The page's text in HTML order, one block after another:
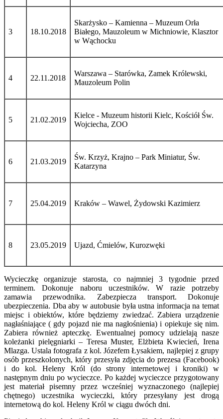
3 18.10.2018
Skarżysko – Kamienna – Muzeum Orła
Białego, Mauzoleum w Michniowie, Klasztor
w Wąchocku
4 22.11.2018
Warszawa – Starówka, Zamek Królewski,
Mauzoleum Polin
5 21.02.2019
Kielce - Muzeum historii Kielc, Kościół Św.
Wojciecha, ZOO
6 21.03.2019
Św. Krzyż, Krajno – Park Miniatur, Św.
Katarzyna
7 25.04.2019 Kraków – Wawel, Żydowski Kazimierz
8 23.05.2019 Ujazd, Ćmielów, Kurozwęki
Wycieczkę organizuje starosta, co najmniej 3 tygodnie przed
terminem. Dokonuje naboru uczestników. W razie potrzeby
zamawia przewodnika. Zabezpiecza transport. Dokonuje
ubezpieczenia. Dba aby w autobusie była ustna informacja na temat
miejsc i obiektów, które będziemy zwiedzać. Zabiera urządzenie
nagłaśniające ( gdy pojazd nie ma nagłośnienia) i opiekuje się nim.
Zabiera również apteczkę. Ewentualnej pomocy udzielają nasze
koleżanki pielęgniarki – Teresa Muster, Elżbieta Kwiecień, Irena
Mlazga. Ustala fotografa z kol. Józefem Łysakiem, najlepiej z grupy
osób przeszkolonych, który przesyła zdjęcia do prezesa (Facebook)
i do kol. Heleny Król (do strony internetowej i kroniki) w
następnym dniu po wycieczce. Po każdej wycieczce przygotowany
jest materiał pisemny przez wcześniej wyznaczonego (najlepiej
chętnego) uczestnika wycieczki, który przesyłany jest drogą
internetową do kol. Heleny Król w ciągu dwóch dni.